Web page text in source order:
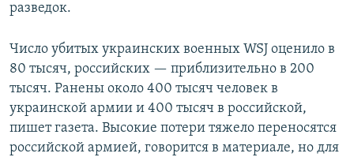
разведок.
Число убитых украинских военных WSJ оценило в
80 тысяч, российских — приблизительно в 200
тысяч. Ранены около 400 тысяч человек в
украинской армии и 400 тысяч в российской,
пишет газета. Высокие потери тяжело переносятся
российской армией, говорится в материале, но для